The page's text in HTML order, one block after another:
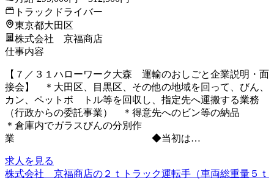
トラックドライバー
東京都大田区
株式会社 京福商店
仕事内容
【７／３１ハローワーク大森 運輸のおしごと企業説明・面
接会】 ＊大田区、目黒区、その他の地域を回って、びん、
カン、ペットボ トル等を回収し、指定先へ運搬する業務
（行政からの委託事業） ＊得意先へのビン等の納品
＊倉庫内でガラスびんの分別作
業 ◆当初は…
求人を見る
株式会社 京福商店の２ｔトラック運転手（車両総重量５ｔ